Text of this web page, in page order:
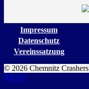
Impressum
Datenschutz
Vereinssatzung
© 2026 Chemnitz Crashers
MENU